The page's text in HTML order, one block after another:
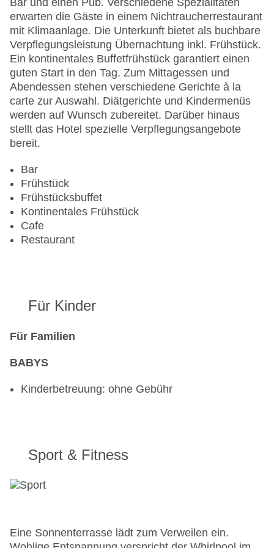
Hotelsafe
WLAN/WiFi im Hotel
Letzte umfassende Renovierung: 2008
Lift
Minimarkt
Anzahl der Konferenzräume: 1
Anzahl der Aufzüge: 1
Haustiere: gegen Gebühr
Zimmerservice
Sonnenterrasse
Gesamtanzahl der Zimmer: 60
Zahlungsarten: American Express, Diners Club,
Mastercard, Visa
Landeskategorie: 5 Sterne
Bar und einen Pub. Verschiedene Spezialitäten
erwarten die Gäste in einem Nichtraucherrestaurant
mit Klimaanlage. Die Unterkunft bietet als buchbare
Verpflegungsleistung Übernachtung inkl. Frühstück.
Ein kontinentales Buffetfrühstück garantiert einen
guten Start in den Tag. Zum Mittagessen und
Abendessen stehen verschiedene Gerichte à la
carte zur Auswahl. Diätgerichte und Kindermenüs
werden auf Wunsch zubereitet. Darüber hinaus
stellt das Hotel spezielle Verpflegungsangebote
bereit.
Bar
Frühstück
Frühstücksbuffet
Kontinentales Frühstück
Cafe
Restaurant
Für Kinder
Für Familien
BABYS
Kinderbetreuung: ohne Gebühr
Sport & Fitness
Eine Sonnenterrasse lädt zum Verweilen ein.